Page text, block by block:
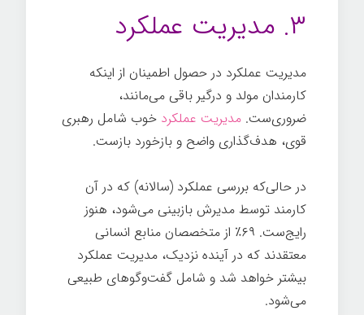
۳. مدیریت عملکرد
مدیریت عملکرد در حصول اطمینان از اینکه
کارمندان مولد و درگیر باقی می‌مانند،
ضروری‌ست. مدیریت عملکرد خوب شامل رهبری
قوی، هدف‌گذاری واضح و بازخورد بازست.
در حالی‌که بررسی عملکرد (سالانه) که در آن
کارمند توسط مدیرش بازبینی می‌شود، هنوز
رایج‌ست. ۶۹٪ از متخصصان منابع انسانی
معتقدند که در آینده نزدیک، مدیریت عملکرد
بیشتر خواهد شد و شامل گفت‌وگوهای طبیعی
می‌شود.